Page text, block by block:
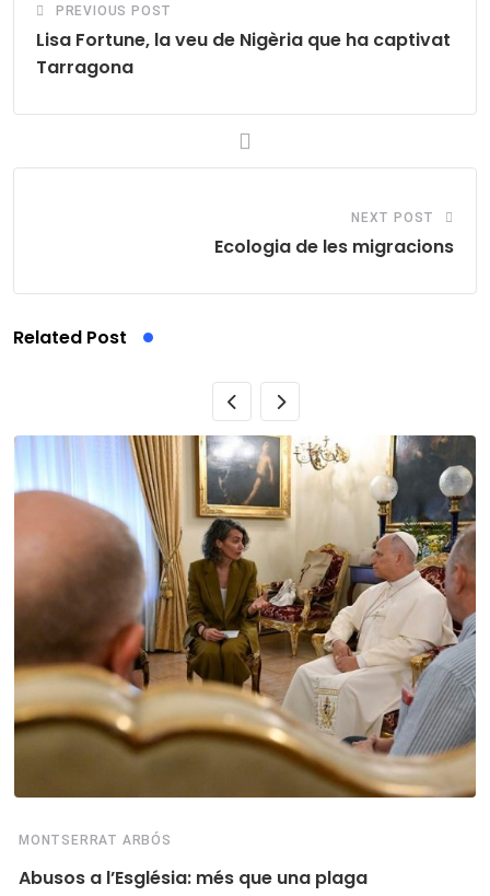
PREVIOUS POST
Lisa Fortune, la veu de Nigèria que ha captivat
Tarragona
NEXT POST
Ecologia de les migracions
Related Post
MONTSERRAT ARBÓS
Abusos a l’Església: més que una plaga